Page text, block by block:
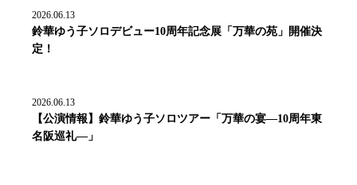
2026.06.13
鈴華ゆう子ソロデビュー10周年記念展「万華の苑」開催決
定！
2026.06.13
【公演情報】鈴華ゆう子ソロツアー「万華の宴―10周年東
名阪巡礼―」